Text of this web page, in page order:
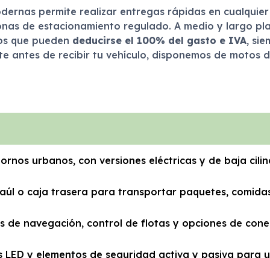
permite realizar entregas rápidas en
de estacionamiento regulado. A medio y largo
que pueden deducirse el 100% del gasto e IVA,
antes de recibir tu vehículo, disponemos de
urbanos, con versiones eléctricas y de baja
o caja trasera para transportar paquetes,
de navegación, control de flotas y opciones de
LED y elementos de seguridad activa y pasiva para